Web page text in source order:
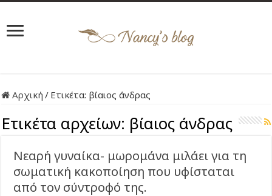
Αρχική / Ετικέτα: βίαιος άνδρας
Ετικέτα αρχείων: βίαιος άνδρας
Νεαρή γυναίκα- μωρομάνα μιλάει για τη
σωματική κακοποίηση που υφίσταται
από τον σύντροφό της.